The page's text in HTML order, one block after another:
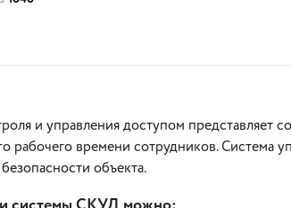
и управления доступом представляет
рабочего времени сотрудников. Система
объекта.